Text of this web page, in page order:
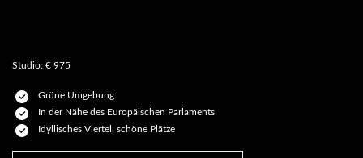
Studio: € 975
Grüne Umgebung
In der Nähe des Europäischen Parlaments
Idyllisches Viertel, schöne Plätze